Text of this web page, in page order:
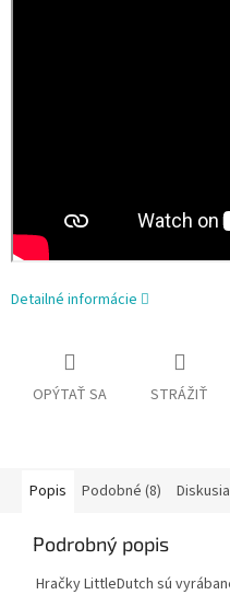
Detailné informácie
OPÝTAŤ SA STRÁŽIŤ
Popis Podobné (8) Diskusia
Podrobný popis